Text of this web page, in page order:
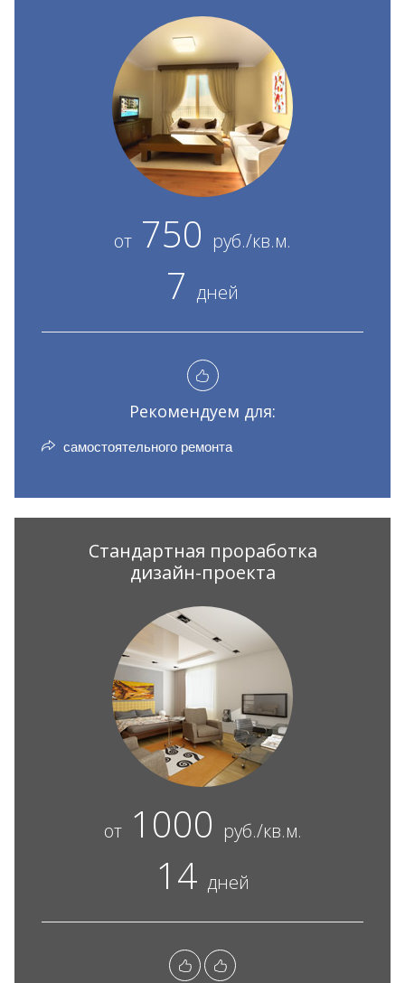
от 750 руб./кв.м.
7 дней
Рекомендуем для:
самостоятельного ремонта
Стандартная проработка
дизайн-проекта
от1000 руб./кв.м.
14 дней